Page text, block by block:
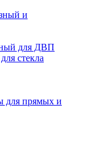
и
для ДВП
стекла
для прямых и